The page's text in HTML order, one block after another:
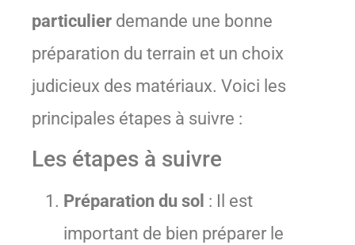
particulier demande une bonne
préparation du terrain et un choix
judicieux des matériaux. Voici les
principales étapes à suivre :
Les étapes à suivre
Préparation du sol : Il est
important de bien préparer le